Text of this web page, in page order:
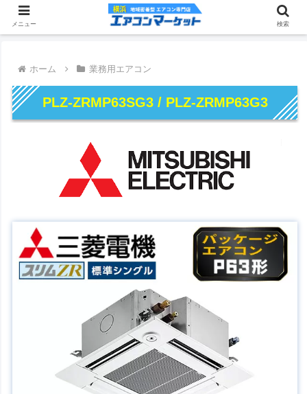
ホーム 業務用エアコン
PLZ-ZRMP63SG3 / PLZ-ZRMP63G3
メニュー 検索